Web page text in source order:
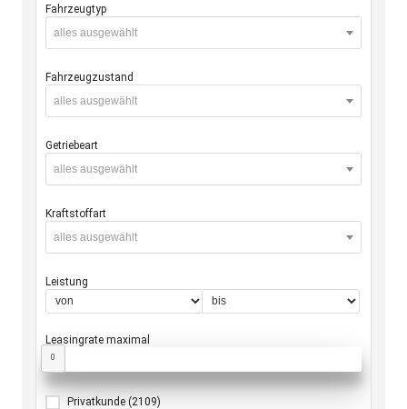
Fahrzeugtyp
alles ausgewählt
Fahrzeugzustand
alles ausgewählt
Getriebeart
alles ausgewählt
Kraftstoffart
alles ausgewählt
Leistung
Leasingrate maximal
0
Privatkunde (2109)